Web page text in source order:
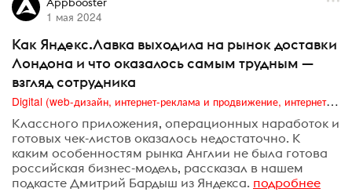
1 мая 2024
Как Яндекс.Лавка выходила на рынок доставки
Лондона и что оказалось самым трудным —
взгляд сотрудника
Digital (web-дизайн, интернет-реклама и продвижение, интернет-сообщества и блоги, интернет-коммуникации, мобильный маркетинг, реклама на цифровых экранах)
Классного приложения, операционных наработок и
готовых чек-листов оказалось недостаточно. К
каким особенностям рынка Англии не была готова
российская бизнес-модель, рассказал в нашем
подкасте Дмитрий Бардыш из Яндекса. подробнее